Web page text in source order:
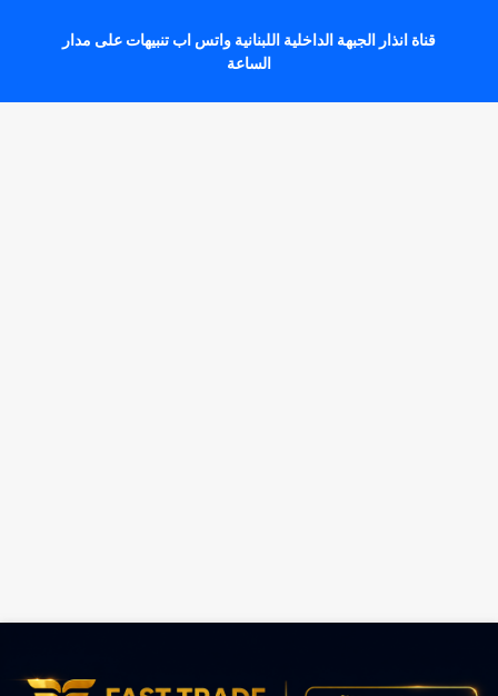
قناة انذار الجبهة الداخلية اللبنانية واتس اب تنبيهات على مدار
الساعة